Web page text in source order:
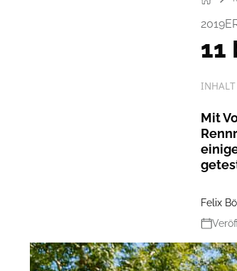
11
Mit
Felix